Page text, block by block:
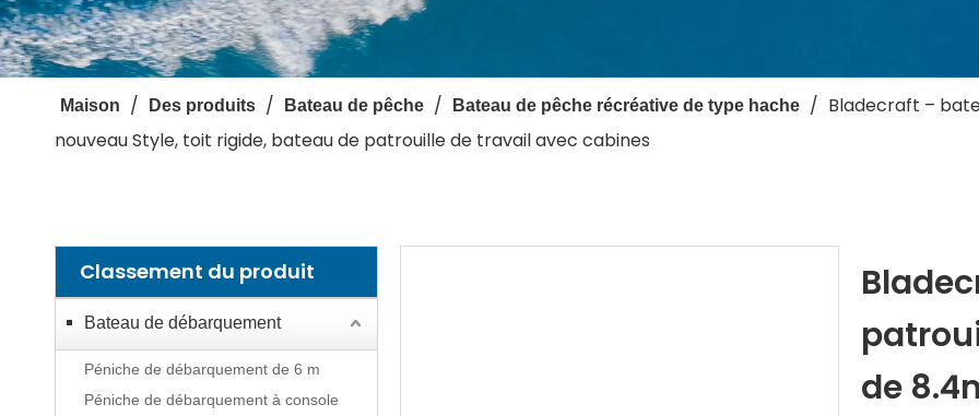
Maison / Des produits / Bateau de pêche / Bateau de pêche récréative de type hache / Bladecraft –
nouveau Style, toit rigide, bateau de patrouille de travail avec cabines
Classement du produit
Bateau de débarquement
Péniche de débarquement de 6 m
Péniche de débarquement à console
de